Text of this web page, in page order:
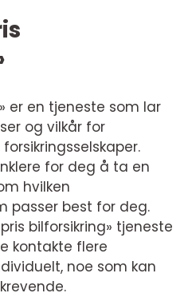
er en tjeneste som lar
og vilkår for
for deg å ta en
hvilken
passer best for deg.
bilforsikring» tjeneste
kontakte flere
noe som kan